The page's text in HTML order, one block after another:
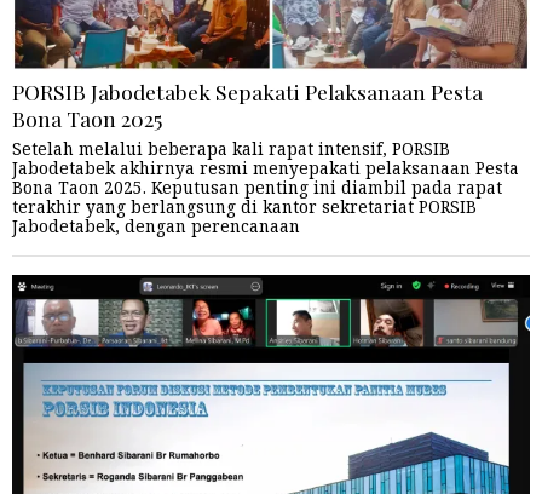
PORSIB Jabodetabek Sepakati Pelaksanaan Pesta
Bona Taon 2025
Setelah melalui beberapa kali rapat intensif, PORSIB
Jabodetabek akhirnya resmi menyepakati pelaksanaan Pesta
Bona Taon 2025. Keputusan penting ini diambil pada rapat
terakhir yang berlangsung di kantor sekretariat PORSIB
Jabodetabek, dengan perencanaan